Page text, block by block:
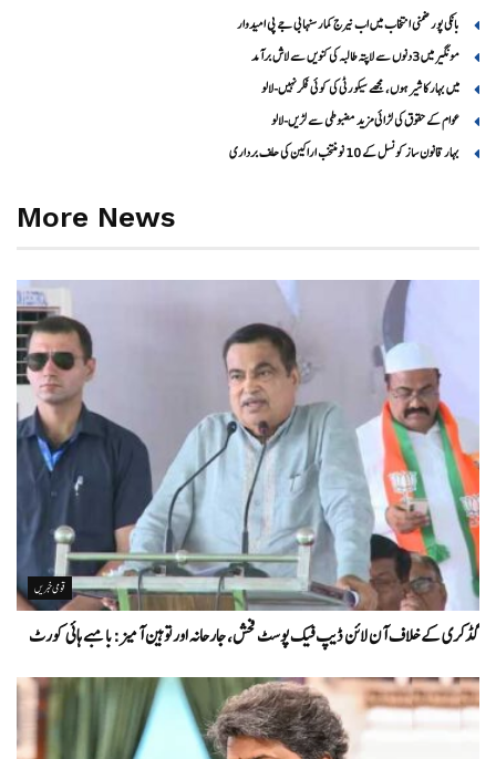
بانکی پور ضمنی انتخاب میں اب نیرج کمار سنہا بی جے پی امیدوار
مونگیر میں 3دنوں سے لاپتہ طالبہ کی کنویں سے لاش برآمد
میں بہار کا شیر ہوں، مجھے سیکورٹی کی کوئی فکر نہیں-لالو
عوام کے حقوق کی لڑائی مزید مضبوطی سے لڑیں-لالو
بہار قانون ساز کونسل کے 10 نومنتخب اراکین کی حلف برداری
More News
قومی خبریں
گڈکری کے خلاف آن لائن ڈیپ فیک پوسٹ فحش، جارحانہ اور توہین آمیز:بامبے ہائی کورٹ